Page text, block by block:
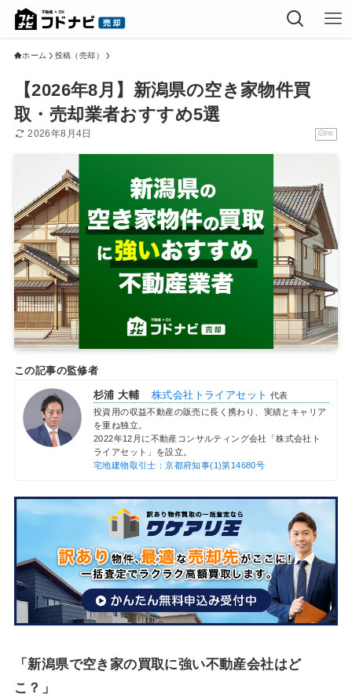
ホーム 投稿（売却）
【2026年8月】新潟県の空き家物件買
取・売却業者おすすめ5選
PR
2026年8月4日
この記事の監修者
杉浦 大輔 株式会社トライアセット 代表
投資用の収益不動産の販売に長く携わり、実績とキャリア
を重ね独立。
2022年12月に不動産コンサルティング会社「株式会社ト
ライアセット」を設立。
宅地建物取引士：京都府知事(1)第14680号
「新潟県で空き家の買取に強い不動産会社はど
こ？」